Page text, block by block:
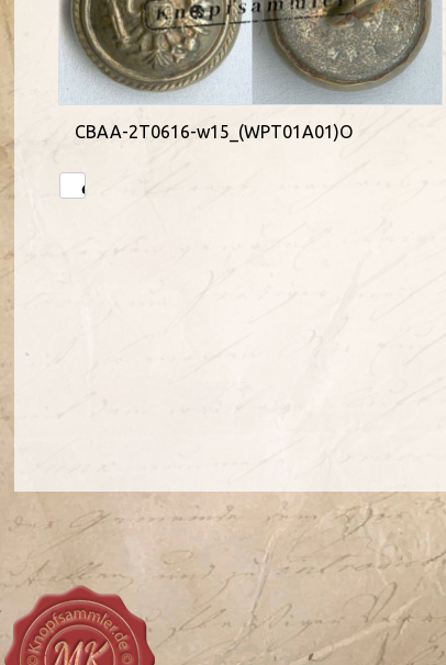
CBAA-2T0616-w15_(WPT01A01)O